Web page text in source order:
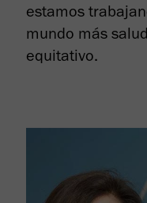
estamos
mundo más
equitativo.